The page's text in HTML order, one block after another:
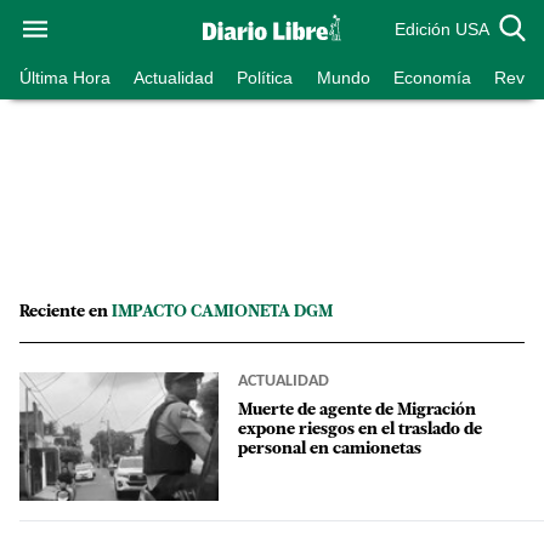
Edición USA
Última Hora Actualidad Política Mundo Economía
Reciente en IMPACTO CAMIONETA DGM
ACTUALIDAD
Muerte de agente de Migración
expone riesgos en el traslado de
personal en camionetas